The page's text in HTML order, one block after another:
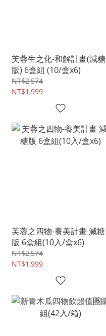
芙蓉生之化-和解計畫(減糖
版) 6盒組 (10/盒x6)
NT$2,574
NT$1,999
芙蓉之四物-養美計畫 減糖
版 6盒組(10入/盒x6)
NT$2,574
NT$1,999